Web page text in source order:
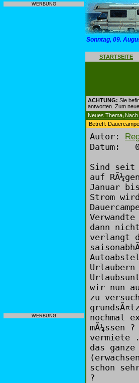
WERBUNG
WERBUNG
Sonntag, 09.
STARTSEITE
ACHTUNG: Sie
antworten. Zum
Neues Thema | Nach
Betreff:
Autor:
Datum:
Sind seit
auf
Januar
Strom
dann
verlangt
wir nun
zu
nochmal
vermiete
das
schon
?